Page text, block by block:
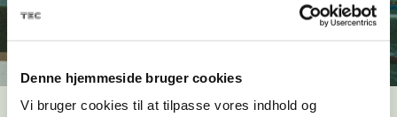
Denne hjemmeside bruger cookies
Vi bruger cookies til at tilpasse vores indhold og